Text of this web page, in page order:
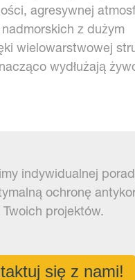
agresywnej
z dużym
wielowarstwowej
wydłużają
indywidualnej
ochronę
Twoich projektów.
się z nami!